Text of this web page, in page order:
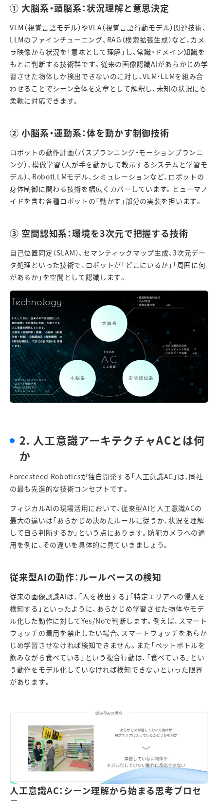
① 大脳系・頭脳系：状況理解と意思決定
VLM （視覚言語モデル）やVLA（視覚言語行動モデル）関連技術、
LLMのファインチューニング、 RAG （検索拡張生成）など、カメ
ラ映像から状況を「意味として理解」し、常識・ドメイン知識を
もとに判断する技術群です。従来の画像認識AIがあらかじめ学
習させた物体しか検出できないのに対し、VLM・ LLMを組み合
わせることでシーン全体を文章として解釈し、未知の状況にも
柔軟に対応できます。
② 小脳系・運動系：体を動かす制御技術
ロボットの動作計画（パスプランニング・モーションプランニ
ング）、模倣学習（人が手を動かして教示するシステムと学習モ
デル）、 RobotLLMモデル、シミュレーションなど、ロボットの
身体制御に関わる技術を幅広くカバーしています。ヒューマノ
イドを含む各種ロボットの「動かす」部分の実装を担います。
③ 空間認知系：環境を3次元で把握する技術
自己位置同定（SLAM）、セマンティックマップ生成、3次元デー
タ処理といった技術で、ロボットが「どこにいるか」「周囲に何
があるか」を空間として認識します。
2. 人工意識アーキテクチャACとは何
か
Forcesteed Roboticsが独自開発する「人工意識AC 」は、同社
の最も先進的な技術コンセプトです。
フィジカルAIの現場活用において、従来型AI と人工意識ACの
最大の違いは「あらかじめ決めたルールに従うか、状況を理解
して自ら判断するか」という点にあります。防犯カメラへの適
用を例に、その違いを具体的に見ていきましょう。
従来型AIの動作：ルールベースの検知
従来の画像認識AIは、「人を検出する」「特定エリアへの侵入を
検知する」といったように、あらかじめ学習させた物体やモデ
ル化した動作に対してYes/Noで判断します。例えば、スマート
ウォッチの着用を禁止したい場合、スマートウォッチをあらか
じめ学習させなければ検知できません。また「ペットボトルを
飲みながら食べている」という複合行動は、「食べている」とい
う動作をモデル化していなければ検知できないといった限界
があります。
人工意識AC：シーン理解から始まる思考プロセ